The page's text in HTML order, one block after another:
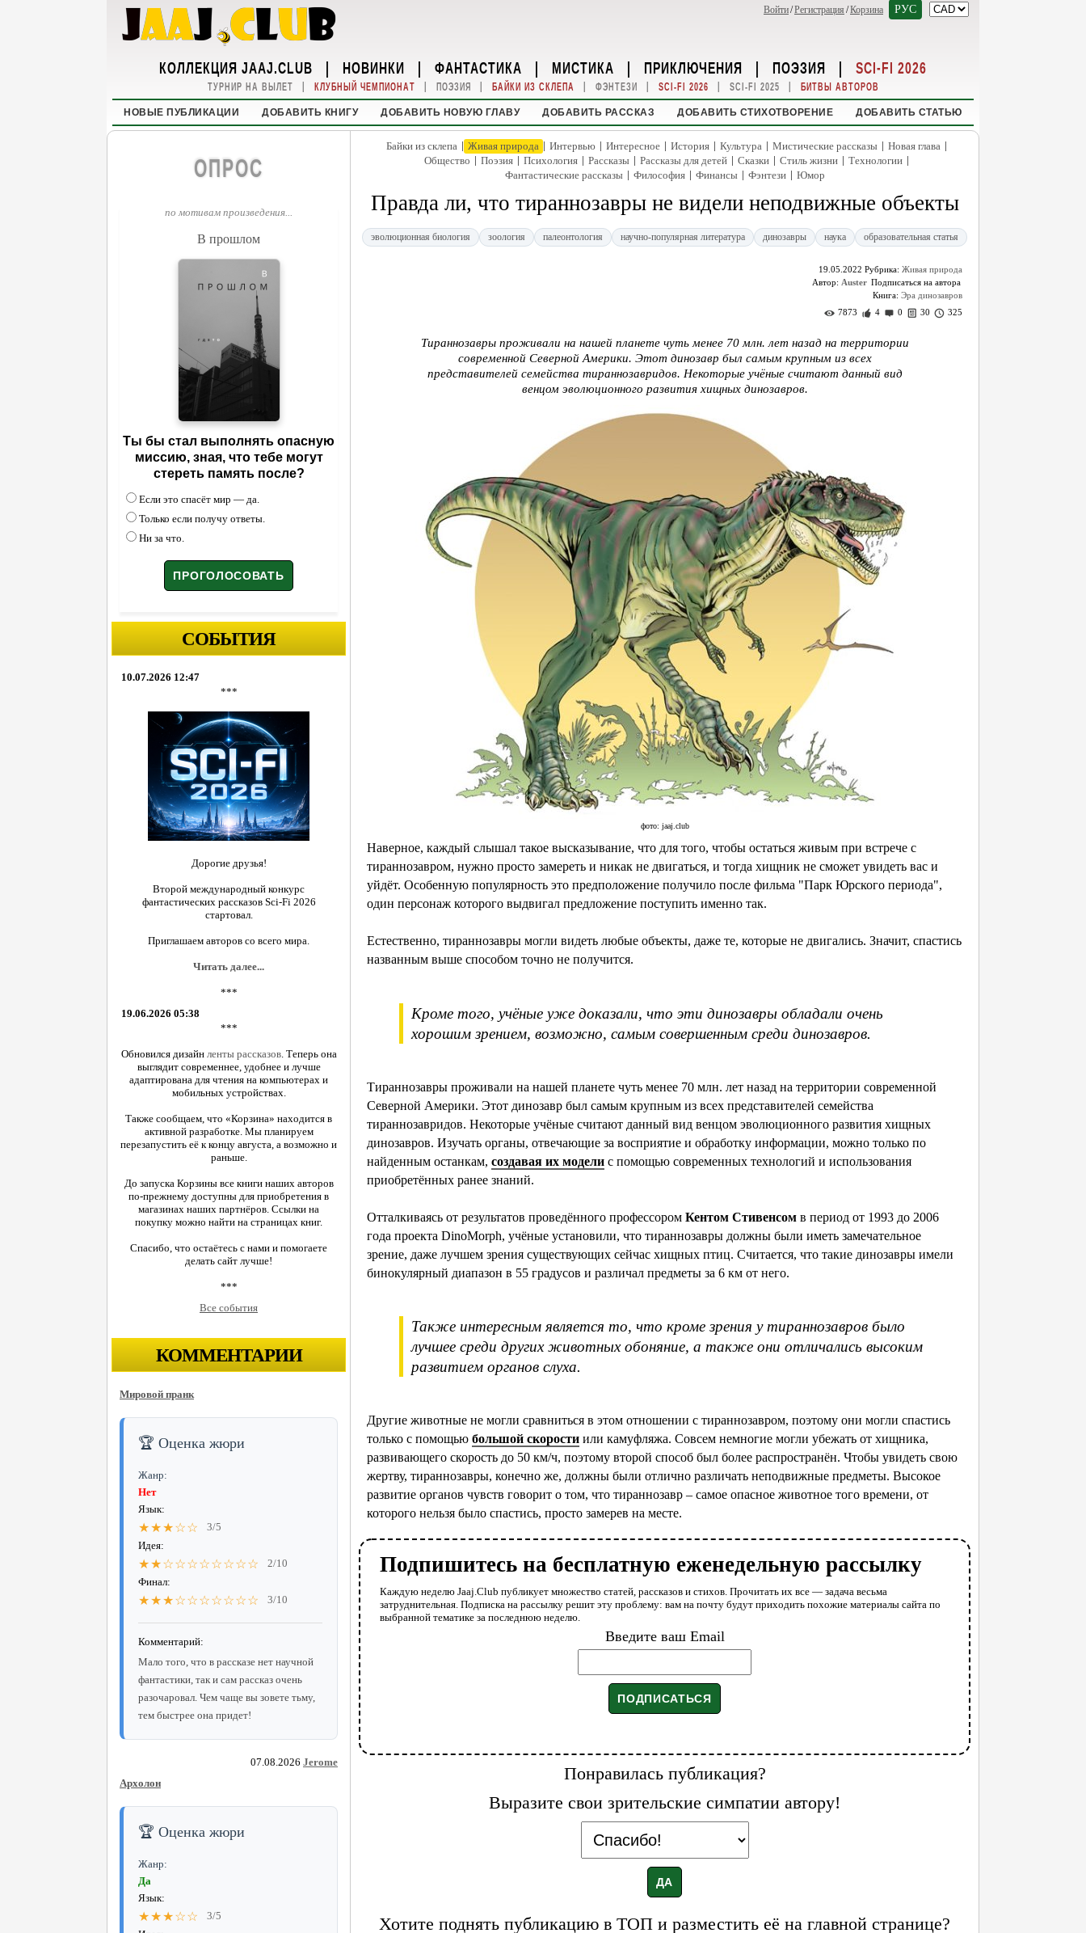
Войти/Регистрация /Корзина РУС
КОЛЛЕКЦИЯ JAAJ.CLUB | НОВИНКИ | ФАНТАСТИКА | МИСТИКА | ПРИКЛЮЧЕНИЯ | ПОЭЗИЯ | SCI-FI 2026
ТУРНИР НА ВЫЛЕТ | КЛУБНЫЙ ЧЕМПИОНАТ | ПОЭЗИЯ | БАЙКИ ИЗ СКЛЕПА | ФЭНТЕЗИ | SCI-FI 2026 | SCI-FI 2025 | БИТВЫ АВТОРОВ
НОВЫЕ ПУБЛИКАЦИИ ДОБАВИТЬ КНИГУ ДОБАВИТЬ НОВУЮ ГЛАВУ ДОБАВИТЬ РАССКАЗ ДОБАВИТЬ СТИХОТВОРЕНИЕ ДОБАВИТЬ СТАТЬЮ
ОПРОС
по мотивам произведения...
В прошлом
Ты бы стал выполнять опасную
миссию, зная, что тебе могут
стереть память после?
Если это спасёт мир — да.
Только если получу ответы.
Ни за что.
СОБЫТИЯ
10.07.2026 12:47
***
Дорогие друзья!
Второй международный конкурс
фантастических рассказов Sci-Fi 2026
стартовал.
Приглашаем авторов со всего мира.
Читать далее...
***
19.06.2026 05:38
***
Обновился дизайн ленты рассказов. Теперь она
выглядит современнее, удобнее и лучше
адаптирована для чтения на компьютерах и
мобильных устройствах.
Также сообщаем, что «Корзина» находится в
активной разработке. Мы планируем
перезапустить её к концу августа, а возможно и
раньше.
До запуска Корзины все книги наших авторов
по-прежнему доступны для приобретения в
магазинах наших партнёров. Ссылки на
покупку можно найти на страницах книг.
Спасибо, что остаётесь с нами и помогаете
делать сайт лучше!
***
Все события
КОММЕНТАРИИ
Мировой пранк
🏆 Оценка жюри
Жанр:
Нет
Язык:
★★★☆☆
3/5
Идея:
★★☆☆☆☆☆☆☆☆
2/10
Финал:
★★★☆☆☆☆☆☆☆ 3/10
Комментарий:
Мало того, что в рассказе нет научной
фантастики, так и сам рассказ очень
разочаровал. Чем чаще вы зовете тьму,
тем быстрее она придет!
07.08.2026 Jerome
Архолон
🏆 Оценка жюри
Жанр:
Да
Язык:
★★★☆☆
3/5
Байки из склепа | Живая природа | Интервью | Интересное | История | Культура | Мистические рассказы | Новая глава |
Общество | Поэзия | Психология | Рассказы | Рассказы для детей | Сказки | Стиль жизни | Технологии |
Фантастические рассказы | Философия | Финансы | Фэнтези | Юмор
Правда ли, что тираннозавры не видели неподвижные объекты
эволюционная биология зоология палеонтология научно-популярная литература динозавры наука образовательная статья
19.05.2022 Рубрика: Живая природа
Автор: Auster
Книга: Эра динозавров
7873
4 0 30 325
Тираннозавры проживали на нашей планете чуть менее 70 млн. лет назад на территории
современной Северной Америки. Этот динозавр был самым крупным из всех
представителей семейства тираннозавридов. Некоторые учёные считают данный вид
венцом эволюционного развития хищных динозавров.
фото: jaaj.club
Наверное, каждый слышал такое высказывание, что для того, чтобы остаться живым при встрече с
тираннозавром, нужно просто замереть и никак не двигаться, и тогда хищник не сможет увидеть вас и
уйдёт. Особенную популярность это предположение получило после фильма "Парк Юрского периода",
один персонаж которого выдвигал предложение поступить именно так.
Естественно, тираннозавры могли видеть любые объекты, даже те, которые не двигались. Значит, спастись
названным выше способом точно не получится.
Кроме того, учёные уже доказали, что эти динозавры обладали очень
хорошим зрением, возможно, самым совершенным среди динозавров.
Тираннозавры проживали на нашей планете чуть менее 70 млн. лет назад на территории современной
Северной Америки. Этот динозавр был самым крупным из всех представителей семейства
тираннозавридов. Некоторые учёные считают данный вид венцом эволюционного развития хищных
динозавров. Изучать органы, отвечающие за восприятие и обработку информации, можно только по
найденным останкам, создавая их модели с помощью современных технологий и использования
приобретённых ранее знаний.
Отталкиваясь от результатов проведённого профессором Кентом Стивенсом в период от 1993 до 2006
года проекта DinoMorph, учёные установили, что тираннозавры должны были иметь замечательное
зрение, даже лучшем зрения существующих сейчас хищных птиц. Считается, что такие динозавры имели
бинокулярный диапазон в 55 градусов и различал предметы за 6 км от него.
Также интересным является то, что кроме зрения у тираннозавров было
лучшее среди других животных обоняние, а также они отличались высоким
развитием органов слуха.
Другие животные не могли сравниться в этом отношении с тираннозавром, поэтому они могли спастись
только с помощью большой скорости или камуфляжа. Совсем немногие могли убежать от хищника,
развивающего скорость до 50 км/ч, поэтому второй способ был более распространён. Чтобы увидеть свою
жертву, тираннозавры, конечно же, должны были отлично различать неподвижные предметы. Высокое
развитие органов чувств говорит о том, что тираннозавр – самое опасное животное того времени, от
которого нельзя было спастись, просто замерев на месте.
Подпишитесь на бесплатную еженедельную рассылку
Каждую неделю Jaaj.Club публикует множество статей, рассказов и стихов. Прочитать их все — задача весьма
затруднительная. Подписка на рассылку решит эту проблему: вам на почту будут приходить похожие материалы сайта по
выбранной тематике за последнюю неделю.
Введите ваш Email
Понравилась публикация?
Выразите свои зрительские симпатии автору!
Хотите поднять публикацию в ТОП и разместить её на главной странице?